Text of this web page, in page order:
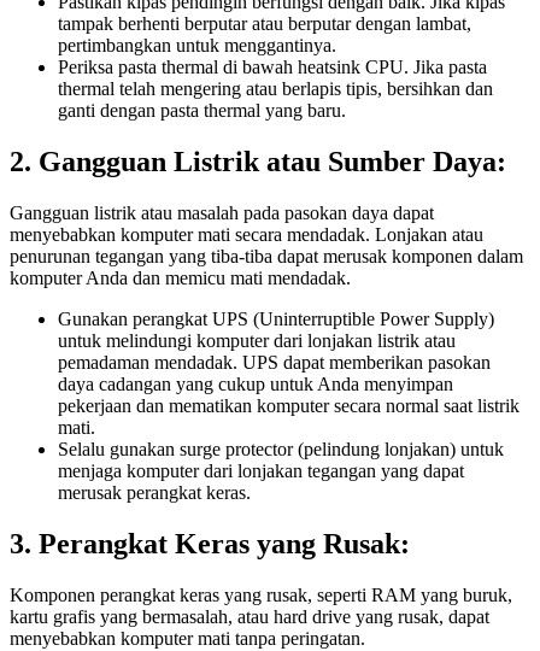
tampak berhenti berputar atau berputar dengan lambat,
pertimbangkan untuk menggantinya.
Periksa pasta thermal di bawah heatsink CPU. Jika pasta
thermal telah mengering atau berlapis tipis, bersihkan dan
ganti dengan pasta thermal yang baru.
2. Gangguan Listrik atau Sumber Daya:
Gangguan listrik atau masalah pada pasokan daya dapat
menyebabkan komputer mati secara mendadak. Lonjakan atau
penurunan tegangan yang tiba-tiba dapat merusak komponen dalam
komputer Anda dan memicu mati mendadak.
Gunakan perangkat UPS (Uninterruptible Power Supply)
untuk melindungi komputer dari lonjakan listrik atau
pemadaman mendadak. UPS dapat memberikan pasokan
daya cadangan yang cukup untuk Anda menyimpan
pekerjaan dan mematikan komputer secara normal saat listrik
mati.
Selalu gunakan surge protector (pelindung lonjakan) untuk
menjaga komputer dari lonjakan tegangan yang dapat
merusak perangkat keras.
3. Perangkat Keras yang Rusak:
Komponen perangkat keras yang rusak, seperti RAM yang buruk,
kartu grafis yang bermasalah, atau hard drive yang rusak, dapat
menyebabkan komputer mati tanpa peringatan.